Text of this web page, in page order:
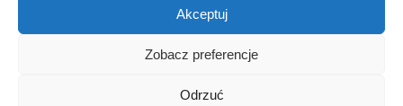
Akceptuj
Odrzuć
Zobacz preferencje
Zaznacz/odznacz wszystkie
Telefon